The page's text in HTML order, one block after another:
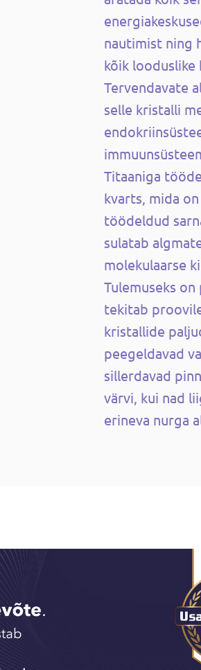
nautimist ning
kõik
Tervendavate
selle kristalli
Titaaniga
kvarts, mida
töödeldud
sulatab
molekulaarse
Tulemuseks
tekitab
kristallide
peegeldavad
sillerdavad
värvi, kui nad
erineva nurga